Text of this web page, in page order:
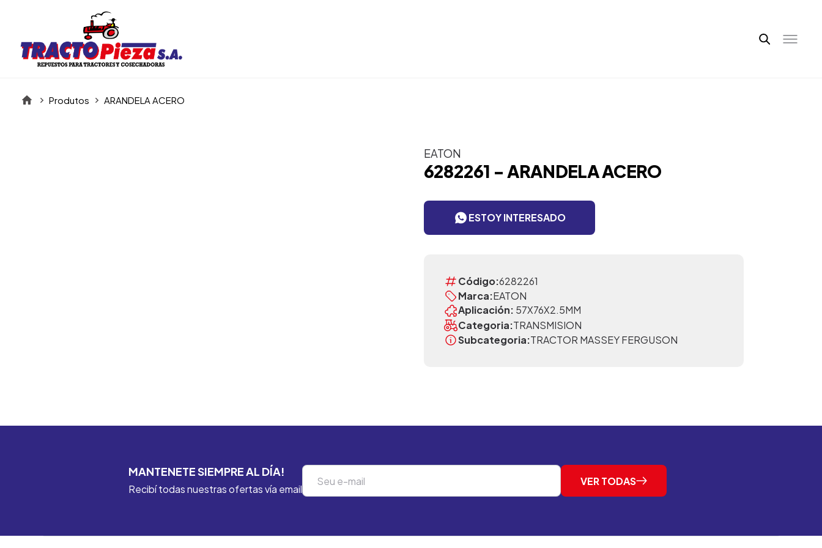
Produtos ARANDELA ACERO
EATON
6282261 - ARANDELA ACERO
ESTOY INTERESADO
Código:6282261
Marca:EATON
Aplicación: 57X76X2.5MM
Categoria:TRANSMISION
Subcategoria:TRACTOR MASSEY FERGUSON
MANTENETE SIEMPRE AL DÍA!
Recibí todas nuestras ofertas vía email
VER TODAS